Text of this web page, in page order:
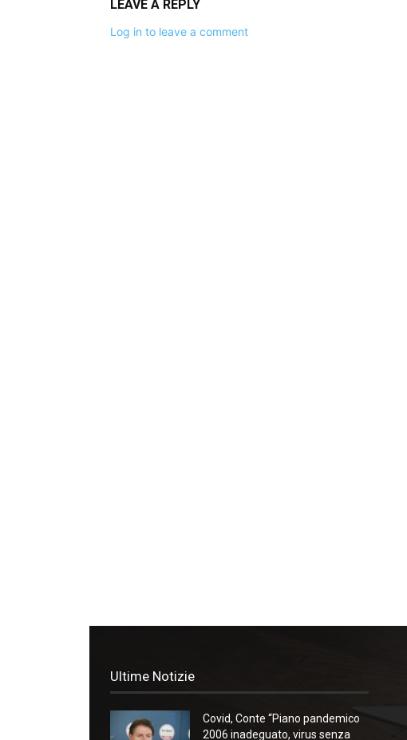
LEAVE A REPLY
Log in to leave a comment
Ultime Notizie
Covid, Conte “Piano pandemico
2006 inadeguato, virus senza